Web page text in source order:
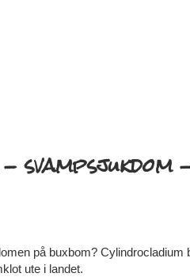
-
på buxbom?
ute i landet.